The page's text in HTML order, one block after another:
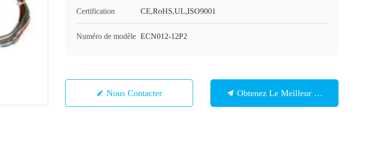
Certification CE,RoHS,UL,ISO9001
Numéro de modèle ECN012-12P2
Nous Contacter Obtenez Le Meilleur Prix